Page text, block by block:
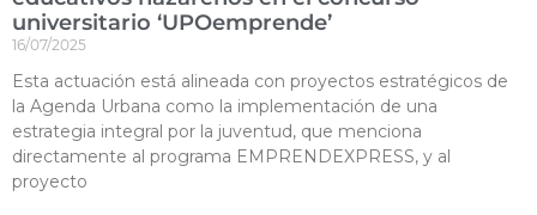
universitario ‘UPOemprende’
16/07/2025
Esta actuación está alineada con proyectos estratégicos de
la Agenda Urbana como la implementación de una
estrategia integral por la juventud, que menciona
directamente al programa EMPRENDEXPRESS, y al
proyecto